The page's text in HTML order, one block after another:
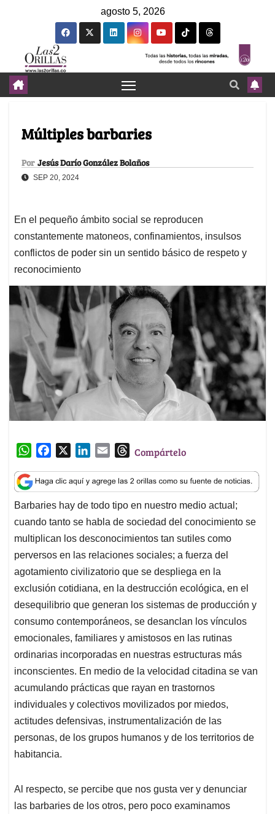
agosto 5, 2026
Múltiples barbaries
Por Jesús Darío González Bolaños
SEP 20, 2024
En el pequeño ámbito social se reproducen
constantemente matoneos, confinamientos, insulsos
conflictos de poder sin un sentido básico de respeto y
reconocimiento
W
a
t
s
A
p
p
c
e
b
o
o
k
n
k
e
d
I
n
a
i
T
r
e
a
d
s
Compártelo
Barbaries hay de todo tipo en nuestro medio actual;
cuando tanto se habla de sociedad del conocimiento se
multiplican los desconocimientos tan sutiles como
perversos en las relaciones sociales; a fuerza del
agotamiento civilizatorio que se despliega en la
exclusión cotidiana, en la destrucción ecológica, en el
desequilibrio que generan los sistemas de producción y
consumo contemporáneos, se desanclan los vínculos
emocionales, familiares y amistosos en las rutinas
ordinarias incorporadas en nuestras estructuras más
inconscientes. En medio de la velocidad citadina se van
acumulando prácticas que rayan en trastornos
individuales y colectivos movilizados por miedos,
actitudes defensivas, instrumentalización de las
personas, de los grupos humanos y de los territorios de
habitancia.
Al respecto, se percibe que nos gusta ver y denunciar
las barbaries de los otros, pero poco examinamos